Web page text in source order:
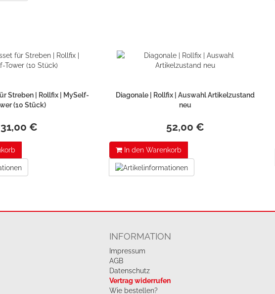
Streben | Rollfix | MySelf-
(10 Stück)
31,00 €
Diagonale | Rollfix | Auswahl Artikelzustand
neu
52,00 €
In den Warenkorb
INFORMATION
Impressum
AGB
Datenschutz
Vertrag widerrufen
Wie bestellen?